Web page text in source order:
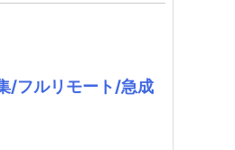
/フルリモート/急成